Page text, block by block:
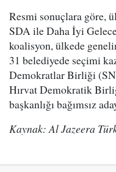
Resmi sonuçlara göre,
SDA ile Daha İyi
koalisyon, ülkede
31 belediyede seçimi
Demokratlar Birliği
Hırvat Demokratik
başkanlığı bağımsız
Kaynak: Al Jazeera